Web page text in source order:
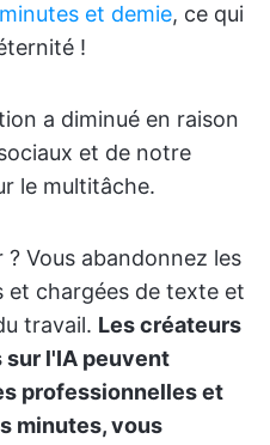
et demie, ce qui
!
a diminué en raison
et de notre
le multitâche.
Vous abandonnez les
et chargées de texte et
travail. Les créateurs
sur l'IA peuvent
professionnelles et
minutes, vous